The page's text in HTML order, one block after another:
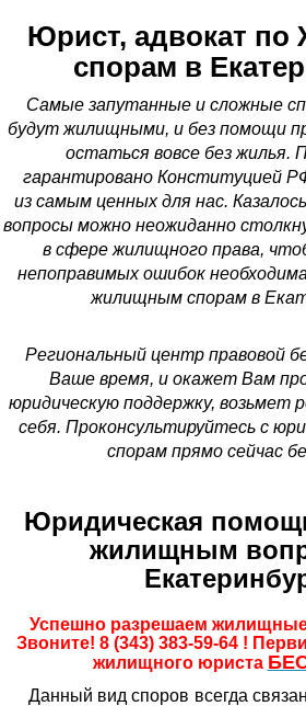
Юрист, адвокат
спорам в
Самые запутанные и сложные
будут жилищными, и без помощи
остаться вовсе без жилья.
гарантировано Конституцией
из самым ценных для нас.
вопросы можно неожиданно
в сфере жилищного права,
непоправимых ошибок
жилищным спорам в
Региональный центр правовой
Ваше время, и окажет Вам
юридическую поддержку, возьмет
себя. Проконсультируйтесь с
спорам прямо сейчас
Юридическая
жилищным
Успешно разрешаем жилищные
Звоните! 8 (343) 383-59-64 !
жилищного юриста
Данный вид споров всегда